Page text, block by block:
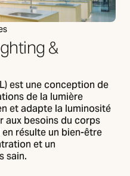
&
est une conception de
de la lumière
et adapte la luminosité
aux besoins du corps
résulte un bien-être
et un
sain.